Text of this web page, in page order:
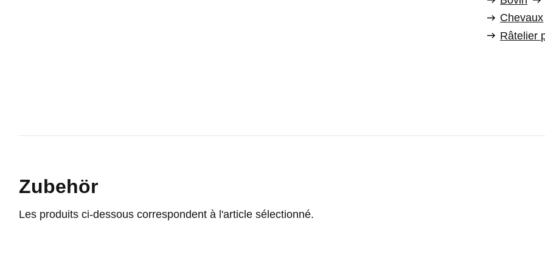
Chevaux
Râtelier
Zubehör
Les produits ci-dessous correspondent à l'article sélectionné.